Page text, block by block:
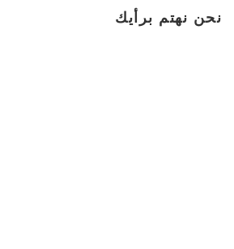
نحن نهتم برأيك